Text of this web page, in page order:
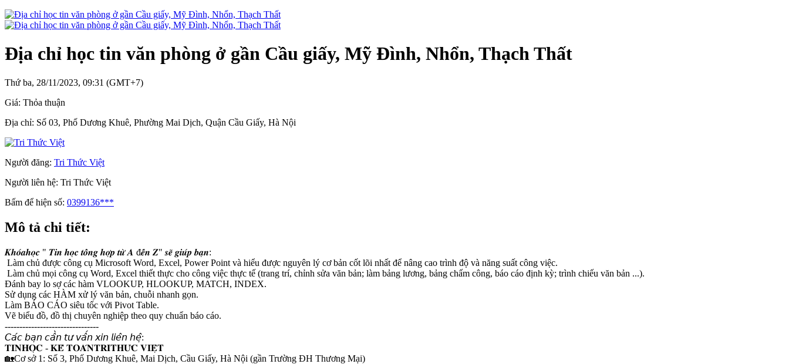
Địa chỉ học tin văn phòng ở gần Cầu giấy, Mỹ Đình, Nhổn, Thạch Thất
Thứ ba, 28/11/2023, 09:31 (GMT+7)
Giá: Thỏa thuận
Địa chỉ: Số 03, Phố Dương Khuê, Phường Mai Dịch, Quận Cầu Giấy, Hà Nội
Người đăng: Tri Thức Việt
Người liên hệ: Tri Thức Việt
Bấm để hiện số: 0399136***
Mô tả chi tiết:
𝑲𝒉𝒐́𝒂𝒉𝒐̣𝒄 " 𝑻𝒊𝒏 𝒉𝒐̣𝒄 𝒕𝒐̂̉𝒏𝒈 𝒉𝒐̛̣𝒑 𝒕𝒖̛̀ 𝑨 đ𝒆̂́𝒏 𝒁" 𝒔𝒆̃ 𝒈𝒊𝒖́𝒑 𝒃𝒂̣𝒏:
Làm chủ được công cụ Microsoft Word, Excel, Power Point và hiểu được nguyên lý cơ bản cốt lõi nhất để nâng cao trình độ và năng suất công việc.
Làm chủ mọi công cụ Word, Excel thiết thực cho công việc thực tế (trang trí, chỉnh sửa văn bản; làm bảng lương, bảng chấm công, báo cáo định kỳ; trình chiếu văn bản ...).
Đánh bay lo sợ các hàm VLOOKUP, HLOOKUP, MATCH, INDEX.
Sử dụng các HÀM xử lý văn bản, chuỗi nhanh gọn.
Làm BÁO CÁO siêu tốc với Pivot Table.
Vẽ biểu đồ, đồ thị chuyên nghiệp theo quy chuẩn báo cáo.
--------------------------------
𝘊𝘢́𝘤 𝘣𝘢̣𝘯 𝘤𝘢̂̀𝘯 𝘵𝘶̛ 𝘷𝘢̂́𝘯 𝘹𝘪𝘯 𝘭𝘪𝘦̂𝘯 𝘩𝘦̣̂:
𝐓𝐈𝐍𝐇𝐎̣𝐂 - 𝐊𝐄̂́ 𝐓𝐎𝐀́𝐍𝐓𝐑𝐈𝐓𝐇𝐔̛́𝐂 𝐕𝐈𝐄̣̂𝐓
🏡Cơ sở 1: Số 3, Phố Dương Khuê, Mai Dịch, Cầu Giấy, Hà Nội (gần Trường ĐH Thương Mại)